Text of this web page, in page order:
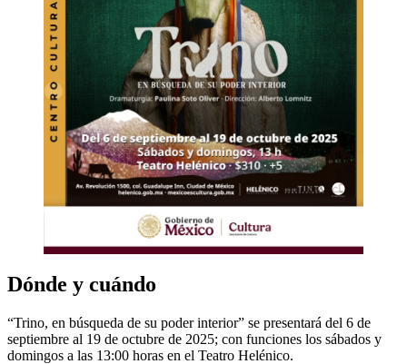
Dónde y cuándo
“Trino, en búsqueda de su poder interior” se presentará del 6 de
septiembre al 19 de octubre de 2025; con funciones los sábados y
domingos a las 13:00 horas en el Teatro Helénico.